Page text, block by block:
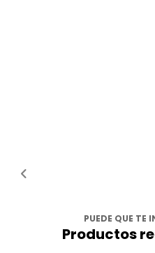
PUEDE QUE TE
Productos